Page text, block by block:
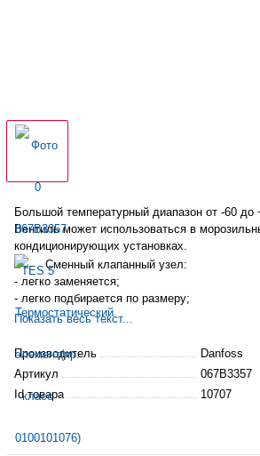
Большой температурный диапазон от -60 до
Вентиль может использоваться в
кондиционирующих установках.
Сменный клапанный узел:
- легко заменяется;
- легко подбирается по размеру;
- проще обслуживается.
для R22.
Могут поставляться с максимальным
Защищают электродвигатель
Патентованный термобаллон с двойным
Показать весь текст...
Производитель
Danfoss
Артикул
067B3357
Id товара
10707